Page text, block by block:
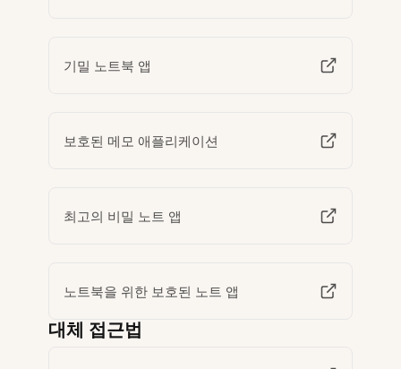
기밀 노트북 앱
보호된 메모 애플리케이션
최고의 비밀 노트 앱
노트북을 위한 보호된 노트 앱
대체 접근법